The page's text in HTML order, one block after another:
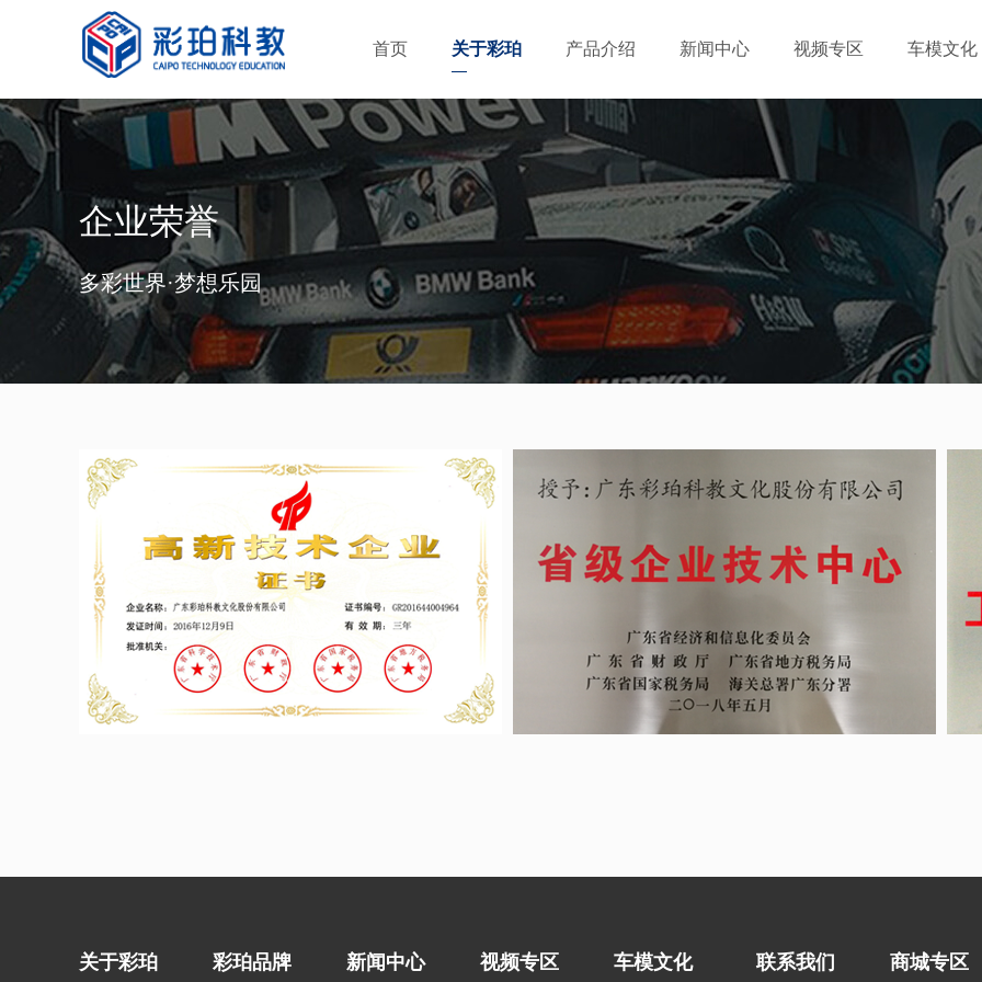
首页 关于彩珀 产品介绍 新闻中心 视频专区 车模文化
企业荣誉
多彩世界·梦想乐园
关于彩珀 彩珀品牌 新闻中心 视频专区 车模文化 联系我们 商城专区